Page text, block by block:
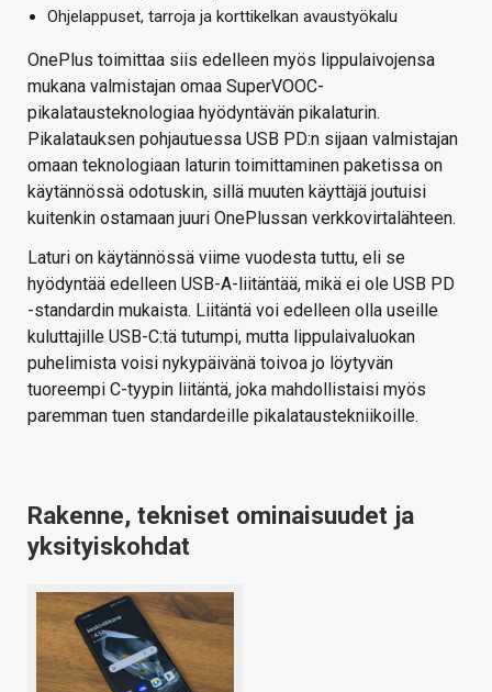
Ohjelappuset, tarroja ja korttikelkan avaustyökalu
OnePlus toimittaa siis edelleen myös lippulaivojensa
mukana valmistajan omaa SuperVOOC-
pikalatausteknologiaa hyödyntävän pikalaturin.
Pikalatauksen pohjautuessa USB PD:n sijaan valmistajan
omaan teknologiaan laturin toimittaminen paketissa on
käytännössä odotuskin, sillä muuten käyttäjä joutuisi
kuitenkin ostamaan juuri OnePlussan verkkovirtalähteen.
Laturi on käytännössä viime vuodesta tuttu, eli se
hyödyntää edelleen USB-A-liitäntää, mikä ei ole USB PD
-standardin mukaista. Liitäntä voi edelleen olla useille
kuluttajille USB-C:tä tutumpi, mutta lippulaivaluokan
puhelimista voisi nykypäivänä toivoa jo löytyvän
tuoreempi C-tyypin liitäntä, joka mahdollistaisi myös
paremman tuen standardeille pikalataustekniikoille.
Rakenne, tekniset ominaisuudet ja
yksityiskohdat